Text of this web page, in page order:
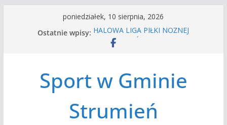
poniedziałek, 10 sierpnia, 2026
Ostatnie wpisy: HALOWA LIGA PIŁKI NOŻNEJ
LATO W MIEŚCIE’2026
Czwórbój lekkoatletyczny
Sport w Gminie
Strumień